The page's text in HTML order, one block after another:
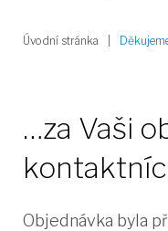
Úvodní stránka
Děkujeme
…za Vaši
Objednávka byla